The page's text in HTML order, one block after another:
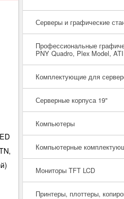
Серверы и графические
Профессиональные
PNY Quadro, Plex Model,
Комплектующие для
Серверные корпуса 19"
Компьютеры
Компьютерные
Мониторы TFT LCD
Принтеры, плоттеры,